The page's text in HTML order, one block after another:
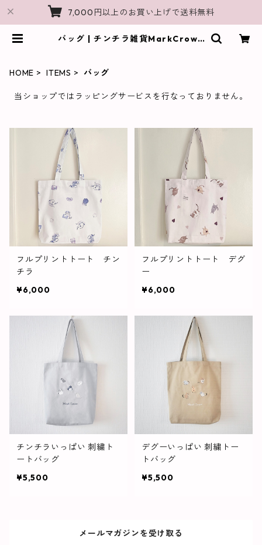
7,000円以上のお買い上げで送料無料
バッグ | チンチラ雑貨MarkCrown
HOME
ITEMS バッグ
当ショップではラッピングサービスを行なっておりません。
フルプリントトート チン
チラ
¥6,000
フルプリントトート デグ
ー
¥6,000
チンチラいっぱい 刺繍ト
ートバッグ
¥5,500
デグーいっぱい 刺繍トー
トバッグ
¥5,500
メールマガジンを受け取る